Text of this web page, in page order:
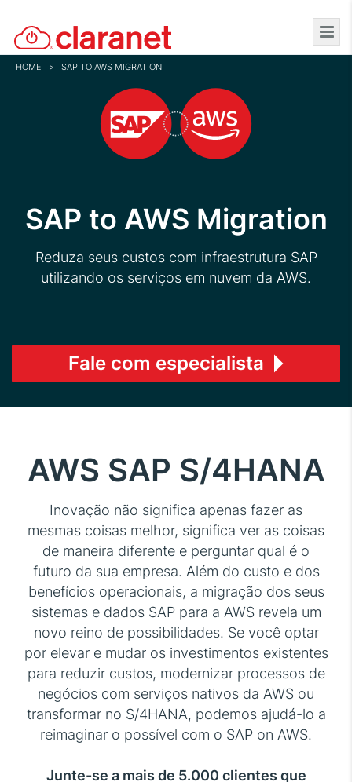
to
main
content
HOME > SAP TO AWS MIGRATION
SAP to AWS Migration
Reduza seus custos com infraestrutura SAP
utilizando os serviços em nuvem da AWS.
Fale com especialista
AWS SAP S/4HANA
Inovação não significa apenas fazer as
mesmas coisas melhor, significa ver as coisas
de maneira diferente e perguntar qual é o
futuro da sua empresa. Além do custo e dos
benefícios operacionais, a migração dos seus
sistemas e dados SAP para a AWS revela um
novo reino de possibilidades. Se você optar
por elevar e mudar os investimentos existentes
para reduzir custos, modernizar processos de
negócios com serviços nativos da AWS ou
transformar no S/4HANA, podemos ajudá-lo a
reimaginar o possível com o SAP on AWS.
Junte-se a mais de 5.000 clientes que